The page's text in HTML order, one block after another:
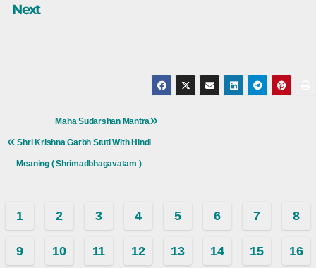
Next
Maha Sudarshan Mantra
Shri Krishna Garbh Stuti With Hindi
Meaning ( Shrimadbhagavatam )
1 2 3 4 5 6 7 8
9 10 11 12 13 14 15 16